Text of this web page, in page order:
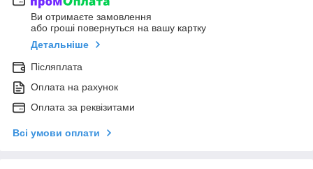
Ви отримаєте замовлення
або гроші повернуться на вашу картку
Детальніше
Післяплата
Оплата на рахунок
Оплата за реквізитами
Всі умови оплати